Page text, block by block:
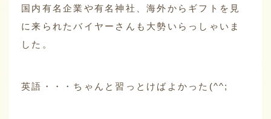
国内有名企業や有名神社、海外からギフトを見
に来られたバイヤーさんも大勢いらっしゃいま
した。
英語・・・ちゃんと習っとけばよかった(^^;